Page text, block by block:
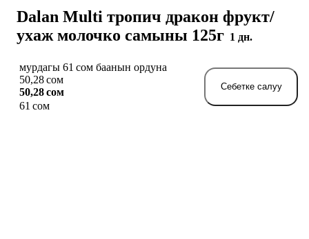
Dalan Multi тропич дракон фрукт/
ухаж молочко самыны 125г 1 дн.
мурдагы 61 сом баанын ордуна
50,28 сом
50,28 сом
61 сом
Себетке салуу